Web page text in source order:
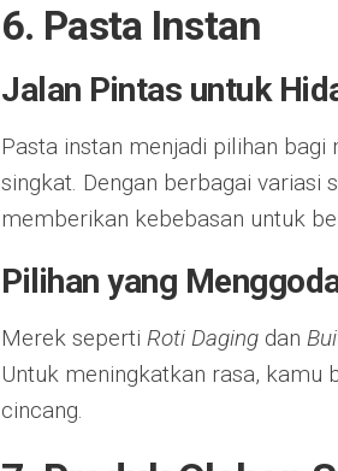
6. Pasta Instan
Jalan Pintas untuk
Pasta instan menjadi pilihan
singkat. Dengan berbagai variasi
memberikan kebebasan untuk
Pilihan yang
Merek seperti Roti Daging dan
Untuk meningkatkan rasa, kamu
cincang.